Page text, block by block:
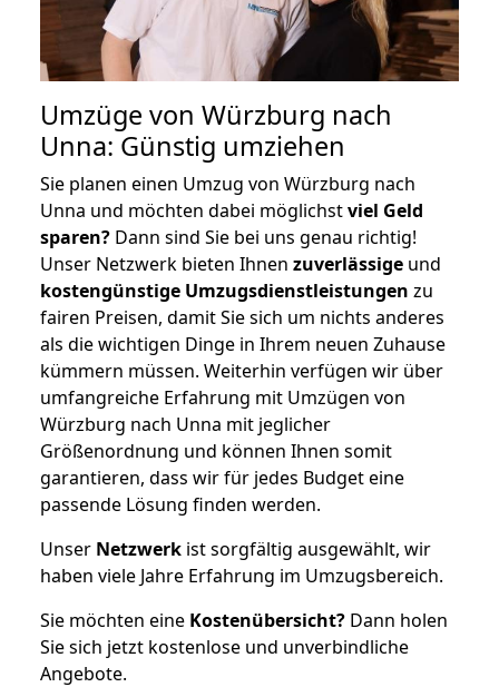
Umzüge von Würzburg nach
Unna: Günstig umziehen
Sie planen einen Umzug von Würzburg nach
Unna und möchten dabei möglichstviel Geld
sparen? Dann sind Sie bei uns genau richtig!
Unser Netzwerk bieten Ihnen zuverlässige und
kostengünstige Umzugsdienstleistungen zu
fairen Preisen, damit Sie sich um nichts anderes
als die wichtigen Dinge in Ihrem neuen Zuhause
kümmern müssen. Weiterhin verfügen wir über
umfangreiche Erfahrung mit Umzügen von
Würzburg nach Unna mit jeglicher
Größenordnung und können Ihnen somit
garantieren, dass wir für jedes Budget eine
passende Lösung finden werden.
Unser Netzwerk ist sorgfältig ausgewählt, wir
haben viele Jahre Erfahrung im Umzugsbereich.
Sie möchten eine Kostenübersicht? Dann holen
Sie sich jetzt kostenlose und unverbindliche
Angebote.